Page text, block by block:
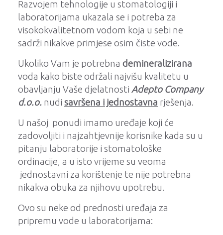
Razvojem tehnologije u stomatologiji i
laboratorijama ukazala se i potreba za
visokokvalitetnom vodom koja u sebi ne
sadrži nikakve primjese osim čiste vode.
Ukoliko Vam je potrebna demineralizirana
voda kako biste održali najvišu kvalitetu u
obavljanju Vaše djelatnosti Adepto Company
d.o.o. nudi savršena i jednostavna rješenja.
U našoj ponudi imamo uređaje koji će
zadovoljiti i najzahtjevnije korisnike kada su u
pitanju laboratorije i stomatološke
ordinacije, a u isto vrijeme su veoma
jednostavni za korištenje te nije potrebna
nikakva obuka za njihovu upotrebu.
Ovo su neke od prednosti uređaja za
pripremu vode u laboratorijama: